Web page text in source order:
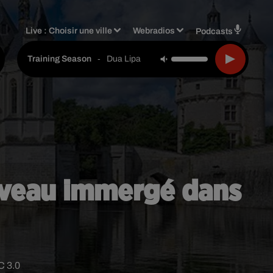
Live :Choisir une ville Webradios Podcasts
Training Season - Dua Lipa
immergé dans
3.0